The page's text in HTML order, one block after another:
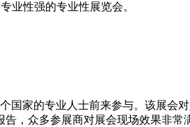
业性强的专业性展览会。
国家的专业人士前来参与。该展会
，众多参展商对展会现场效果非常